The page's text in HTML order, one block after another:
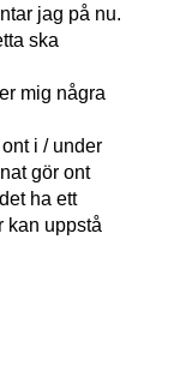
jag på nu.
ska
mig några
i / under
gör ont
ha ett
kan uppstå